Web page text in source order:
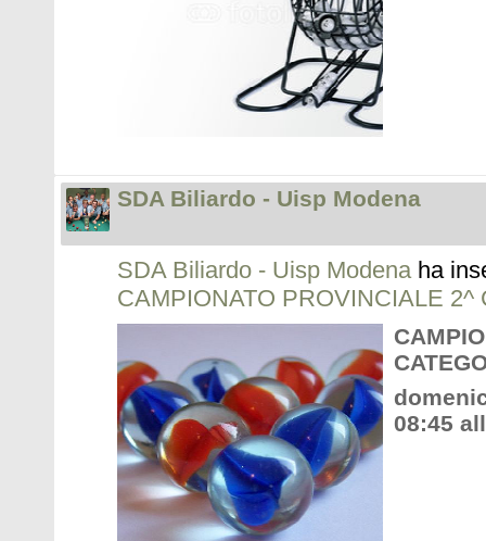
SDA Biliardo - Uisp Modena
SDA Biliardo - Uisp Modenaha
CAMPIONATO PROVINCIALE 2^
08:45